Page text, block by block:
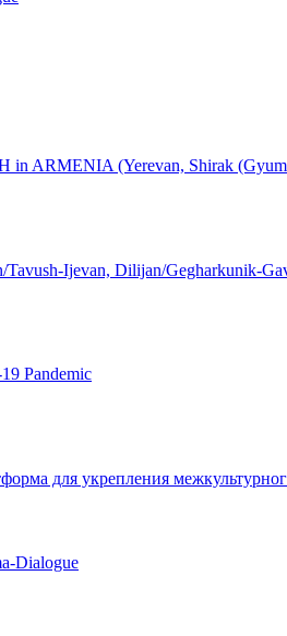
(Yerevan, Shirak
Ijevan, Dilijan/Gegharkunik-
Pandemic
для укрепления
Dialogue